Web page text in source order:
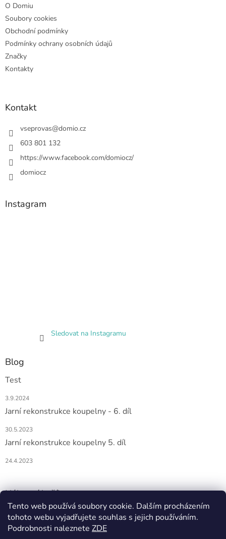
Tento web používá soubory cookie. Dalším procházením
tohoto webu vyjadřujete souhlas s jejich používáním.
Podrobnosti naleznete ZDE
O Domiu
Soubory cookies
Obchodní podmínky
Podmínky ochrany osobních údajů
Značky
Kontakty
Kontakt
vseprovas@domio.cz
603 801 132
https://www.facebook.com/domiocz/
domiocz
Instagram
Sledovat na Instagramu
Blog
Test
3.9.2024
Jarní rekonstrukce koupelny - 6. díl
30.5.2023
Jarní rekonstrukce koupelny 5. díl
24.4.2023
Nákupní košík
0KS /0 KČ